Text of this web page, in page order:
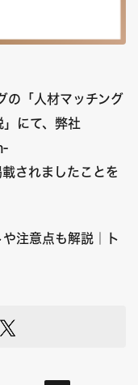
の「人材マッチング
にて、弊社
されましたことを
注意点も解説｜ト